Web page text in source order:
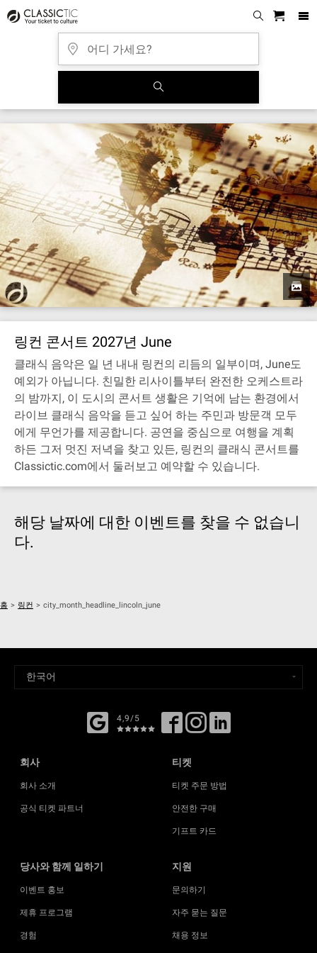
링컨 콘서트 2027년 June
클래식 음악은 일 년 내내 링컨의 리듬의 일부이며, June도
예외가 아닙니다. 친밀한 리사이틀부터 완전한 오케스트라
의 밤까지, 이 도시의 콘서트 생활은 기억에 남는 환경에서
라이브 클래식 음악을 듣고 싶어 하는 주민과 방문객 모두
에게 무언가를 제공합니다. 공연을 중심으로 여행을 계획
하든 그저 멋진 저녁을 찾고 있든, 링컨의 클래식 콘서트를
Classictic.com에서 둘러보고 예약할 수 있습니다.
해당 날짜에 대한 이벤트를 찾을 수 없습니
다.
홈 > 링컨 > city_month_headline_lincoln_june
4,9/5
회사
회사 소개
공식 티켓 파트너
티켓
티켓 주문 방법
안전한 구매
기프트 카드
당사와 함께 일하기
이벤트 홍보
제휴 프로그램
경험
지원
문의하기
자주 묻는 질문
채용 정보